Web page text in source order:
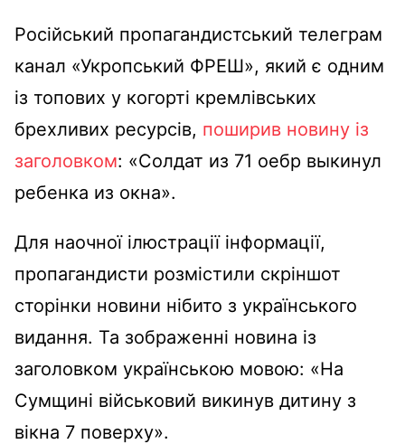
Російський пропагандистський телеграм
канал «Укропський ФРЕШ», який є одним
із топових у когорті кремлівських
брехливих ресурсів, поширив новину із
заголовком: «Солдат из 71 оебр выкинул
ребенка из окна».
Для наочної ілюстрації інформації,
пропагандисти розмістили скріншот
сторінки новини нібито з українського
видання. Та зображенні новина із
заголовком українською мовою: «На
Сумщині військовий викинув дитину з
вікна 7 поверху».